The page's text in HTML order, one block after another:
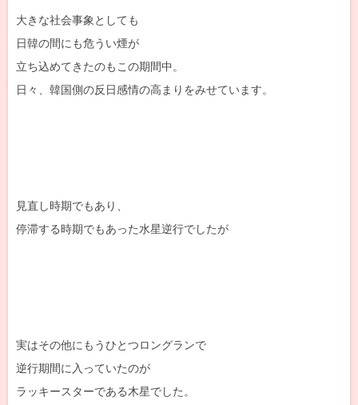
大きな社会事象としても
日韓の間にも危うい煙が
立ち込めてきたのもこの期間中。
日々、韓国側の反日感情の高まりをみせています。
見直し時期でもあり、
停滞する時期でもあった水星逆行でしたが
実はその他にもうひとつロングランで
逆行期間に入っていたのが
ラッキースターである木星でした。